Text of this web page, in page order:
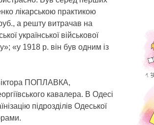
лікарською практикою
а решту витрачав на
української військової
«у 1918 р. він був одним із
ПОПЛАВКА,
кавалера. В Одесі
підрозділів Одеської